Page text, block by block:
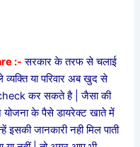
:- सरकार के तरफ से चलाई
या परिवार अब खुद से
कर सकते है | जैसा की
के पैसे डायरेक्ट खाते में
इसकी जानकारी नही मिल पाती